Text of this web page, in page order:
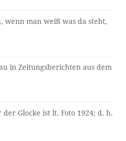
wenn man weiß was da steht,
in Zeitungsberichten aus dem
der Glocke ist lt. Foto 1924; d. h.